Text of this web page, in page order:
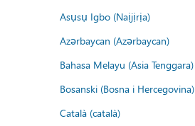
Asụsụ Igbo (Naịjịrịa)
Azərbaycan (Azərbaycan)
Bahasa Melayu (Asia Tenggara)
Bosanski (Bosna i Hercegovina)
Català (català)